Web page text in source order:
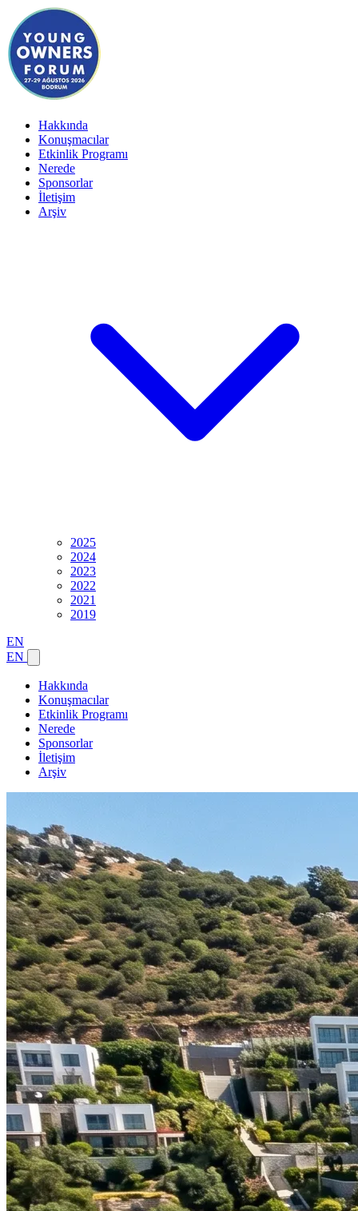
Hakkında
Konuşmacılar
Etkinlik Programı
Nerede
Sponsorlar
İletişim
Arşiv
2025
2024
2023
2022
2021
2019
EN
EN
Hakkında
Konuşmacılar
Etkinlik Programı
Nerede
Sponsorlar
İletişim
Arşiv